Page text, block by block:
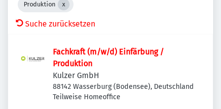
Produktion
Suche zurücksetzen
Fachkraft (m/w/d) Einfärbung /
Produktion
Kulzer GmbH
88142 Wasserburg (Bodensee), Deutschland
Teilweise Homeoffice